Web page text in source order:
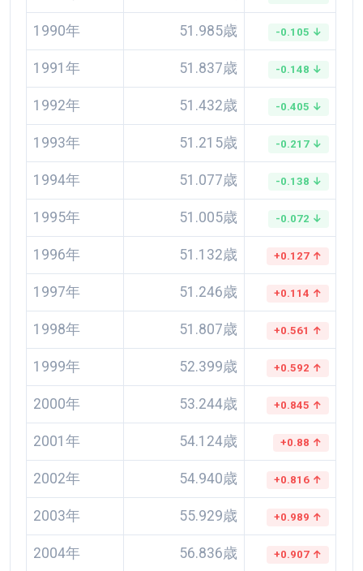
1990年 51.985歳 -0.105 ↓
1991年 51.837歳 -0.148 ↓
1992年 51.432歳 -0.405 ↓
1993年 51.215歳 -0.217 ↓
1994年 51.077歳 -0.138 ↓
1995年 51.005歳 -0.072 ↓
1996年 51.132歳 +0.127 ↑
1997年 51.246歳 +0.114 ↑
1998年 51.807歳 +0.561 ↑
1999年 52.399歳 +0.592 ↑
2000年 53.244歳 +0.845 ↑
2001年 54.124歳 +0.88 ↑
2002年 54.940歳 +0.816 ↑
2003年 55.929歳 +0.989 ↑
2004年 56.836歳 +0.907 ↑